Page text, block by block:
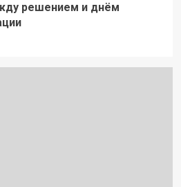
решением и днём